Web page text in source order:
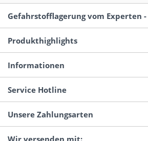
Gefahrstofflagerung vom Experten -
Produkthighlights
Informationen
Service Hotline
Unsere Zahlungsarten